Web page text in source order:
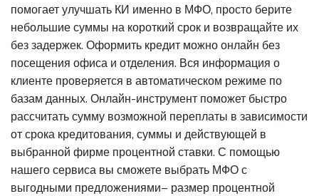
помогает улучшать КИ именно в МФО, просто берите
небольшие суммы на короткий срок и возвращайте их
без задержек. Оформить кредит можно онлайн без
посещения офиса и отделения. Вся информация о
клиенте проверяется в автоматическом режиме по
базам данных. Онлайн-инструмент поможет быстро
рассчитать сумму возможной переплаты в зависимости
от срока кредитования, суммы и действующей в
выбранной фирме процентной ставки. С помощью
нашего сервиса вы сможете выбрать МФО с
выгодными предложениями– размер процентной